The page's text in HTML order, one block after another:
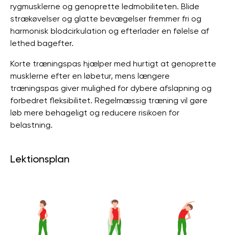
rygmusklerne og genoprette ledmobiliteten. Blide
strækøvelser og glatte bevægelser fremmer fri og
harmonisk blodcirkulation og efterlader en følelse af
lethed bagefter.
Korte træningspas hjælper med hurtigt at genoprette
musklerne efter en løbetur, mens længere
træningspas giver mulighed for dybere afslapning og
forbedret fleksibilitet. Regelmæssig træning vil gøre
løb mere behageligt og reducere risikoen for
belastning.
Lektionsplan